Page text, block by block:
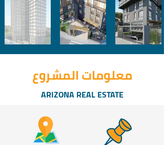
معلومات المشروع
ARIZONA REAL ESTATE